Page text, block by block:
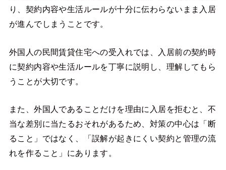
り、契約内容や生活ルールが十分に伝わらないまま入居
が進んでしまうことです。
外国人の民間賃貸住宅への受入れでは、入居前の契約時
に契約内容や生活ルールを丁寧に説明し、理解してもら
うことが大切です。
また、外国人であることだけを理由に入居を拒むと、不
当な差別に当たるおそれがあるため、対策の中心は「断
ること」ではなく、「誤解が起きにくい契約と管理の流
れを作ること」にあります。